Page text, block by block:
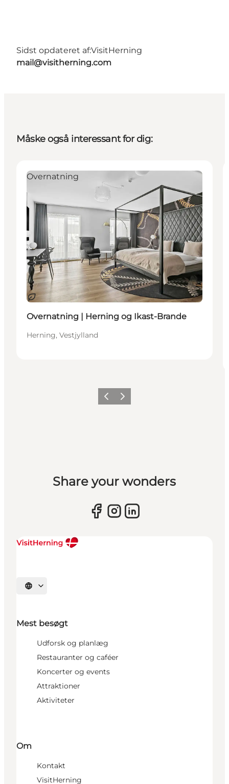
Sidst opdateret af:VisitHerning
mail@visitherning.com
Måske også interessant for dig:
Bæredygtige oplevelser
Overnatning
Overnatning | Herning og Ikast-Brande
Herning, Vestjylland
Forrige billede
Næste billede
Share your wonders
Vælg sprog
Mest besøgt
Udforsk og planlæg
Restauranter og caféer
Koncerter og events
Attraktioner
Aktiviteter
Om
Kontakt
VisitHerning